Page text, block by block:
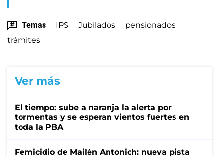
Temas IPS Jubilados
pensionados
trámites
Ver más
El tiempo: sube a naranja la alerta por
tormentas y se esperan vientos fuertes en
toda la PBA
Femicidio de Mailén Antonich: nueva pista